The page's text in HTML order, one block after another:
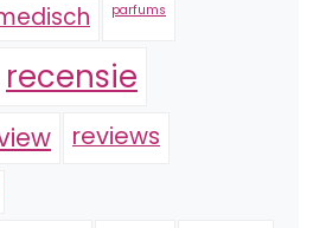
parfums
recensie
reviews